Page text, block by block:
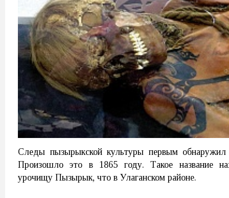
Следы пызырыкской культуры первым обнаружил
Произошло это в 1865 году. Такое название
урочищу Пызырык, что в Улаганском районе.